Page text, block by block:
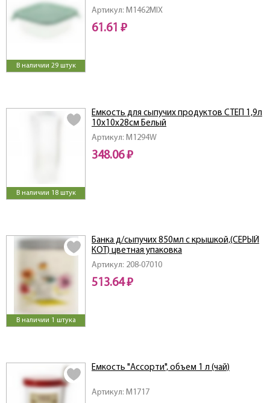
В наличии 29 штук
Артикул: M1462MIX
61.61 ₽
В наличии 18 штук
Артикул: M1294W
Емкость для сыпучих продуктов СТЕП 1,9л
10х10х28см Белый
348.06 ₽
В наличии 1 штука
Артикул: 208-07010
Банка д/сыпучих 850мл с крышкой,(СЕРЫЙ
КОТ) цветная упаковка
513.64 ₽
Артикул: M1717
Емкость "Ассорти", объем 1 л (чай)